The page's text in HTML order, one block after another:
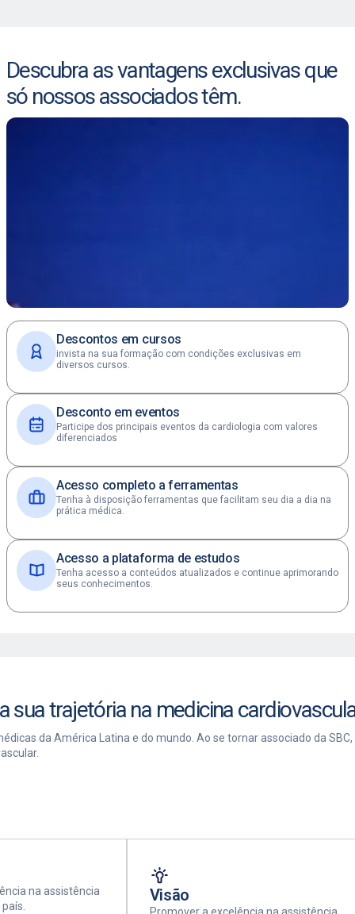
Descubra as vantagens exclusivas que
só nossos associados têm.
Descontos em cursos
invista na sua formação com condições exclusivas em
diversos cursos.
Desconto em eventos
Participe dos principais eventos da cardiologia com valores
diferenciados
Acesso completo a ferramentas
Tenha à disposição ferramentas que facilitam seu dia a dia na
prática médica.
Acesso a plataforma de estudos
Tenha acesso a conteúdos atualizados e continue aprimorando
seus conhecimentos.
sua trajetória na medicina
da América Latina e do mundo. Ao se tornar associado da
na assistência
Visão
Promover a excelência na assistência